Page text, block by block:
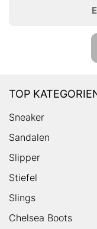
TOP
Sneaker
Sandalen
Slipper
Stiefel
Slings
Chelsea Boots